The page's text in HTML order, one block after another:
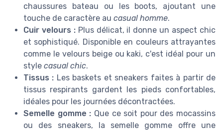
chaussures bateau ou les boots, ajoutant une
touche de caractère au casual homme.
Cuir velours :Plus délicat, il donne un aspect chic
et sophistiqué. Disponible en couleurs attrayantes
comme le velours beige ou kaki, c'est idéal pour un
style casual chic.
Tissus : Les baskets et sneakers faites à partir de
tissus respirants gardent les pieds confortables,
idéales pour les journées décontractées.
Semelle gomme : Que ce soit pour des mocassins
ou des sneakers, la semelle gomme offre une